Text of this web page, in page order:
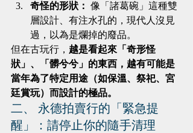
奇怪的形狀： 像「諸葛碗」這種雙
層設計、有注水孔的，現代人沒見
過，以為是爛掉的廢品。
但在古玩行， 越是看起來「奇形怪
狀」、「髒兮兮」的東西，越有可能是
當年為了特定用途（如保溫、祭祀、宮
廷賞玩）而設計的極品。
二、 永德拍賣行的「緊急提
醒」：請停止你的隨手清理